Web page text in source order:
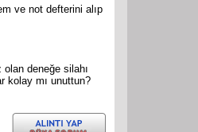
ve not defterini alıp
deneğe silahı
kolay mı unuttun?